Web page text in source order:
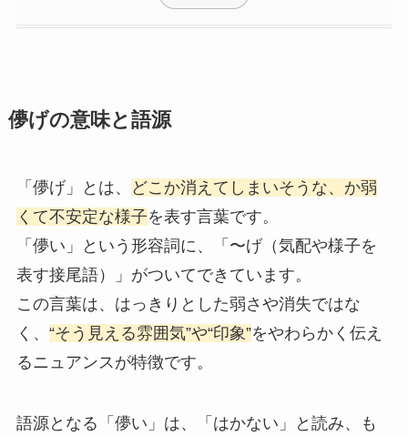
儚げの意味と語源
「儚げ」とは、
どこか消えてしまいそうな、か弱
くて不安定な様子を表す言葉です。
「儚い」という形容詞に、「〜げ（気配や様子を
表す接尾語）」がついてできています。
この言葉は、はっきりとした弱さや消失ではな
く、 “そう見える雰囲気”や“印象”をやわらかく伝え
るニュアンスが特徴です。
語源となる「儚い」は、「はかない」と読み、も